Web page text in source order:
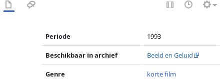
Periode 1993
Beschikbaar in archief Beeld en Geluid
Genre korte film